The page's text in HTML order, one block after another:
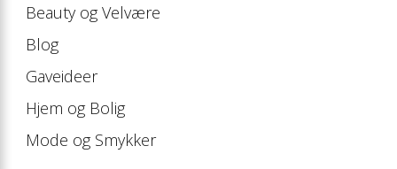
Beauty og Velvære
Blog
Gaveideer
Hjem og Bolig
Mode og Smykker